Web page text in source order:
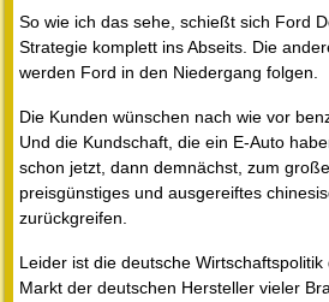
So wie ich das sehe, schießt sich Ford
Strategie komplett ins Abseits. Die
werden Ford in den Niedergang folgen.
Die Kunden wünschen nach wie vor
Und die Kundschaft, die ein E-Auto
schon jetzt, dann demnächst, zum
preisgünstiges und ausgereiftes
zurückgreifen.
Leider ist die deutsche
Markt der deutschen Hersteller vieler